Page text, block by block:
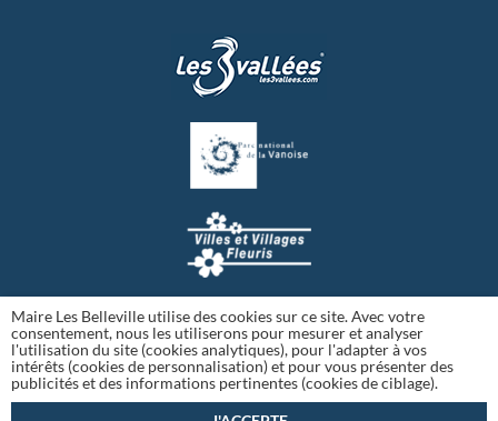
Maire Les Belleville utilise des cookies sur ce site. Avec votre
consentement, nous les utiliserons pour mesurer et analyser
l'utilisation du site (cookies analytiques), pour l'adapter à vos
intérêts (cookies de personnalisation) et pour vous présenter des
publicités et des informations pertinentes (cookies de ciblage).